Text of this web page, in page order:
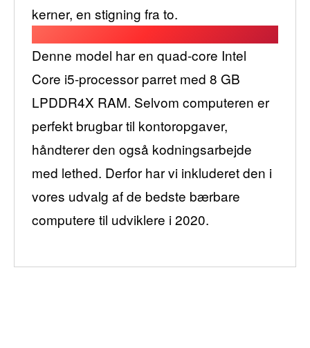
kerner, en stigning fra to.
Denne model har en quad-core Intel
Core i5-processor parret med 8 GB
LPDDR4X RAM. Selvom computeren er
perfekt brugbar til kontoropgaver,
håndterer den også kodningsarbejde
med lethed. Derfor har vi inkluderet den i
vores udvalg af de bedste bærbare
computere til udviklere i 2020.